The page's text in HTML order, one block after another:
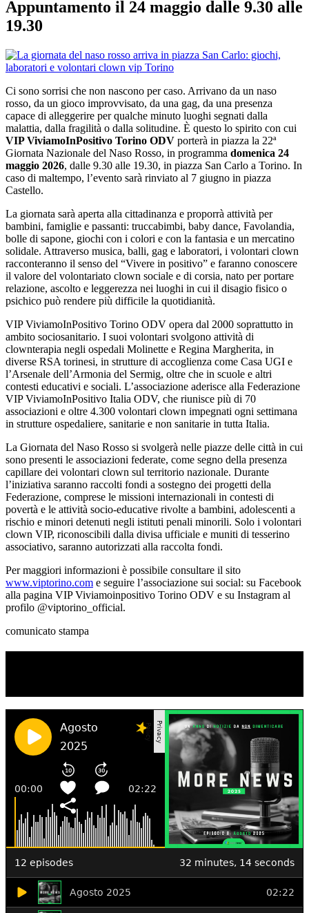
Appuntamento il 24 maggio dalle 9.30 alle
19.30
Ci sono sorrisi che non nascono per caso. Arrivano da un naso
rosso, da un gioco improvvisato, da una gag, da una presenza
capace di alleggerire per qualche minuto luoghi segnati dalla
malattia, dalla fragilità o dalla solitudine. È questo lo spirito con cui
VIP ViviamoInPositivo Torino ODV porterà in piazza la 22ª
Giornata Nazionale del Naso Rosso, in programma domenica 24
maggio 2026, dalle 9.30 alle 19.30, in piazza San Carlo a Torino. In
caso di maltempo, l’evento sarà rinviato al 7 giugno in piazza
Castello.
La giornata sarà aperta alla cittadinanza e proporrà attività per
bambini, famiglie e passanti: truccabimbi, baby dance, Favolandia,
bolle di sapone, giochi con i colori e con la fantasia e un mercatino
solidale. Attraverso musica, balli, gag e laboratori, i volontari clown
racconteranno il senso del “Vivere in positivo” e faranno conoscere
il valore del volontariato clown sociale e di corsia, nato per portare
relazione, ascolto e leggerezza nei luoghi in cui il disagio fisico o
psichico può rendere più difficile la quotidianità.
VIP ViviamoInPositivo Torino ODV opera dal 2000 soprattutto in
ambito sociosanitario. I suoi volontari svolgono attività di
clownterapia negli ospedali Molinette e Regina Margherita, in
diverse RSA torinesi, in strutture di accoglienza come Casa UGI e
l’Arsenale dell’Armonia del Sermig, oltre che in scuole e altri
contesti educativi e sociali. L’associazione aderisce alla Federazione
VIP ViviamoInPositivo Italia ODV, che riunisce più di 70
associazioni e oltre 4.300 volontari clown impegnati ogni settimana
in strutture ospedaliere, sanitarie e non sanitarie in tutta Italia.
La Giornata del Naso Rosso si svolgerà nelle piazze delle città in cui
sono presenti le associazioni federate, come segno della presenza
capillare dei volontari clown sul territorio nazionale. Durante
l’iniziativa saranno raccolti fondi a sostegno dei progetti della
Federazione, comprese le missioni internazionali in contesti di
povertà e le attività socio-educative rivolte a bambini, adolescenti a
rischio e minori detenuti negli istituti penali minorili. Solo i volontari
clown VIP, riconoscibili dalla divisa ufficiale e muniti di tesserino
associativo, saranno autorizzati alla raccolta fondi.
Per maggiori informazioni è possibile consultare il sito
www.viptorino.com e seguire l’associazione sui social: su Facebook
alla pagina VIP Viviamoinpositivo Torino ODV e su Instagram al
profilo @viptorino_official.
comunicato stampa